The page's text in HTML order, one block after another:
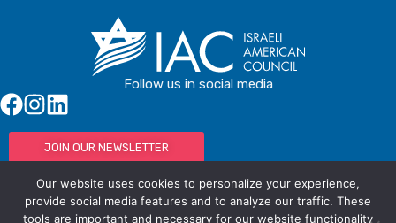
Follow us in social media
JOIN OUR NEWSLETTER
© IAC - All rights ReservedPowered by Activated Digital
Our website uses cookies to personalize your experience,
provide social media features and to analyze our traffic. These
tools are important and necessary for our website functionality